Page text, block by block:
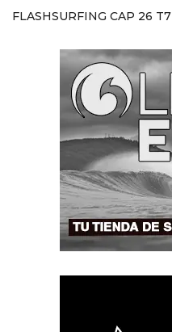
FLASHSURFING CAP 26 T7